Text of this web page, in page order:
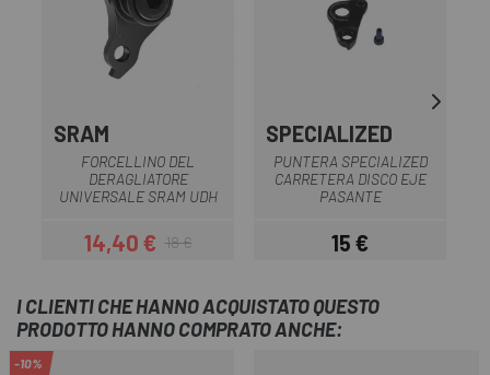
SRAM
FORCELLINO DEL
DERAGLIATORE
UNIVERSALE SRAM UDH
Prezzo
14,40 €Prezzo base
18 €
SPECIALIZED
PUNTERA SPECIALIZED
CARRETERA DISCO EJE
PASANTE
Prezzo
15 €
I CLIENTI CHE HANNO ACQUISTATO QUESTO
PRODOTTO HANNO COMPRATO ANCHE:
-10%